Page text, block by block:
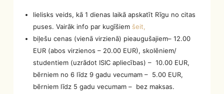
lielisks veids, kā 1 dienas laikā apskatīt Rīgu no citas
puses. Vairāk info par kugīšiem šeit,
biļešu cenas (vienā virzienā) pieaugušajiem– 12.00
EUR (abos virzienos – 20.00 EUR), skolēniem/
studentiem (uzrādot ISIC apliecības) – 10.00 EUR,
bērniem no 6 līdz 9 gadu vecumam – 5.00 EUR,
bērniem līdz 5 gadu vecumam – bez maksas.